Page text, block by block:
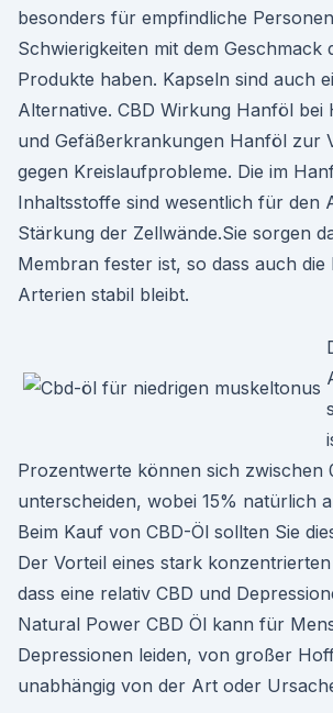
besonders für empfindliche
Schwierigkeiten mit dem Geschmack
Produkte haben. Kapseln sind auch
Alternative. CBD Wirkung Hanföl
und Gefäßerkrankungen Hanföl zur
gegen Kreislaufprobleme. Die im
Inhaltsstoffe sind wesentlich für den
Stärkung der Zellwände.Sie sorgen
Membran fester ist, so dass auch die
Arterien stabil bleibt.
Prozentwerte können sich zwischen
unterscheiden, wobei 15% natürlich
Beim Kauf von CBD-Öl sollten Sie
Der Vorteil eines stark konzentrierten
dass eine relativ CBD und
Natural Power CBD Öl kann für
Depressionen leiden, von großer
unabhängig von der Art oder